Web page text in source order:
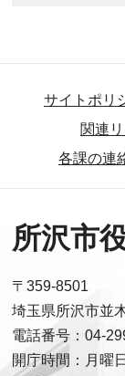
サイトポリ
関連
各課の連
所沢市
〒359-8501
埼玉県所沢市並
電話番号：04-
開庁時間：月曜